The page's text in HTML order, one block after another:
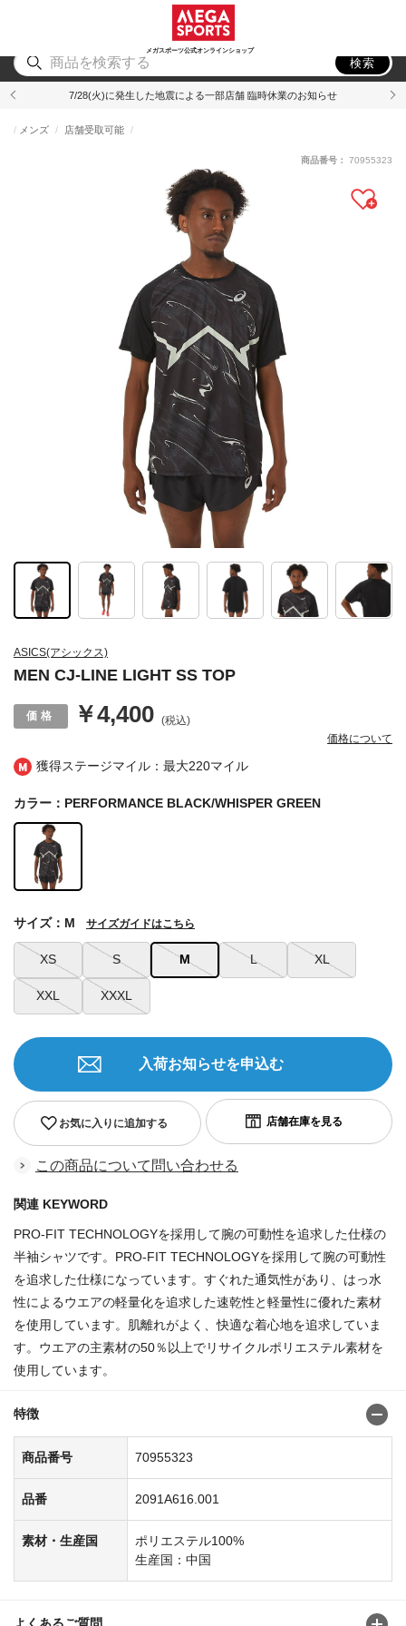
メガスポーツ公式オンラインショップ
アウトドア
検索
7/28(火)に発生した地震による一部店舗 臨時休業のお知らせ
獲得ステージマイル：最大220マイル
ASICS(アシックス)
MEN CJ-LINE LIGHT SS TOP
メンズ 店舗受取可能
￥4,400 (税込)
価格について
商品番号： 70955323
カラー：PERFORMANCE BLACK/WHISPER GREEN
XS S M L XL
XXL XXXL
サイズ：M サイズガイドはこちら
お気に入りに追加する
入荷お知らせを申込む
この商品について問い合わせる
関連 KEYWORD
PRO-FIT TECHNOLOGYを採用して腕の可動性を追求した仕様の
半袖シャツです。PRO-FIT TECHNOLOGYを採用して腕の可動性
を追求した仕様になっています。すぐれた通気性があり、はっ水
性によるウエアの軽量化を追求した速乾性と軽量性に優れた素材
を使用しています。肌離れがよく、快適な着心地を追求していま
す。ウエアの主素材の50％以上でリサイクルポリエステル素材を
使用しています。
特徴
商品番号 70955323
品番 2091A616.001
素材・生産国
ポリエステル100%
生産国：中国
よくあるご質問